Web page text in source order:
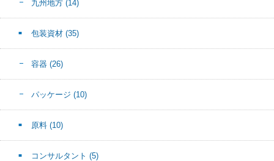
九州地方 (14)
包装資材 (35)
容器 (26)
パッケージ (10)
原料 (10)
コンサルタント (5)